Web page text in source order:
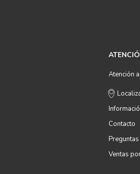
Atención
Contacto
Ventas